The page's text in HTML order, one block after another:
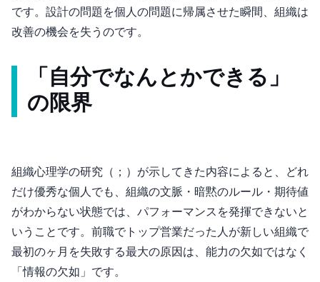
です。設計の問題を個人の問題に帰属させた瞬間、組織は
改善の機会を失うのです。
「自分でなんとかできる」
の限界
組織心理学の研究（Wanous, 1979；Louis, 1980）が示してきた内容によると、どれ
だけ優秀な個人でも、組織の文脈・暗黙のルール・期待値
がわからない状態では、パフォーマンスを発揮できないと
いうことです。前職でトップ営業だった人が新しい組織で
最初の3ヶ月を失敗する最大の原因は、能力の欠如ではなく
「情報の欠如」です。